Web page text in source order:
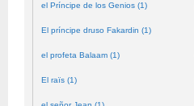
el Príncipe de los Genios (1)
El príncipe druso Fakardin (1)
el profeta Balaam (1)
El raïs (1)